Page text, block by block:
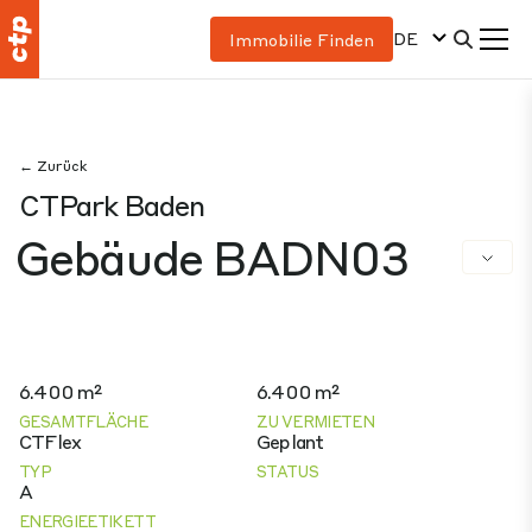
Immobilie Finden DE
← Zurück
CTPark Baden
Gebäude BADN03
6.400 m²
GESAMTFLÄCHE
6.400 m²
ZU VERMIETEN
CTFlex
TYP
Geplant
STATUS
A
ENERGIEETIKETT